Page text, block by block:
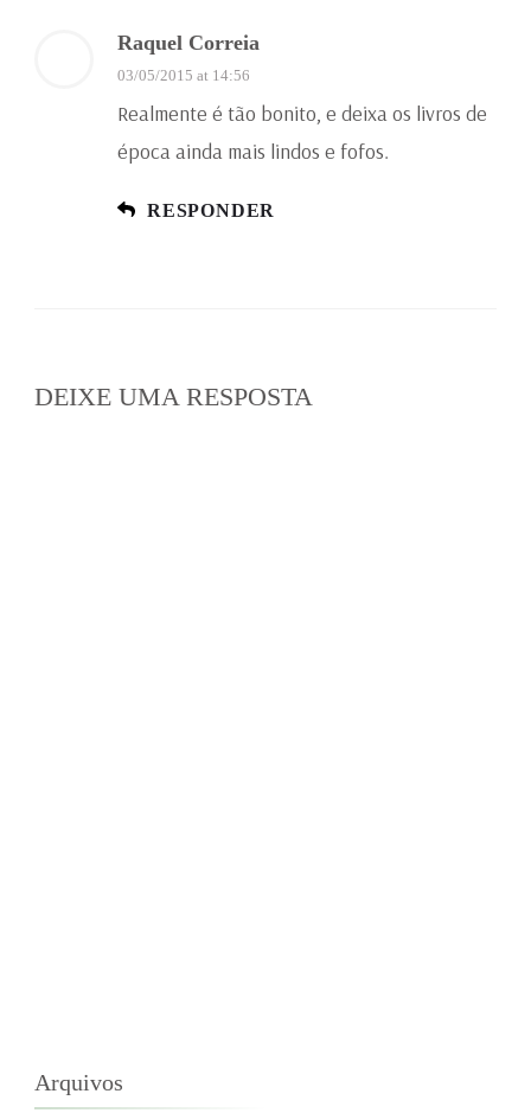
Raquel Correia
03/05/2015 at 14:56
Realmente é tão bonito, e deixa os livros de
época ainda mais lindos e fofos.
RESPONDER
DEIXE UMA RESPOSTA
Arquivos